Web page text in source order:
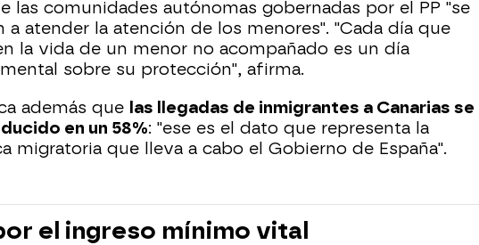
las comunidades autónomas gobernadas por el PP "se
a atender la atención de los menores". "Cada día que
la vida de un menor no acompañado es un día
sobre su protección", afirma.
además que las llegadas de inmigrantes a Canarias se
en un 58%: "ese es el dato que representa la
migratoria que lleva a cabo el Gobierno de España".
el ingreso mínimo vital